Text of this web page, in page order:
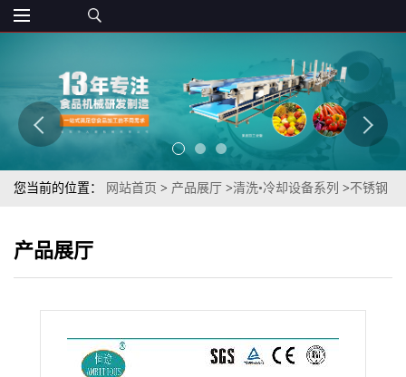
您当前的位置： 网站首页 > 产品展厅 >清洗•冷却设备系列 >不锈钢
产品展厅